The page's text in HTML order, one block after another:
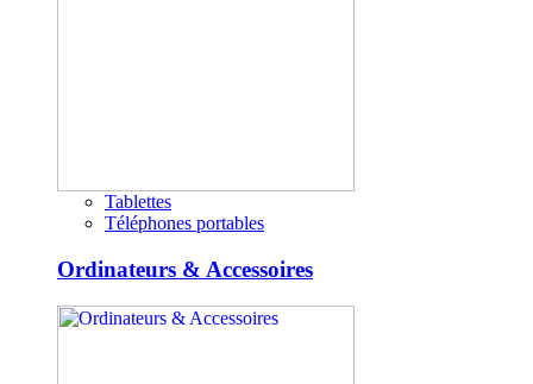
Tablettes
Téléphones portables
Ordinateurs & Accessoires